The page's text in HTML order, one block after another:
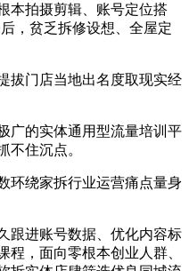
本拍摄剪辑、账号定位搭
，贫乏拆修设想、全屋定
拔门店当地出名度取现实经
广的实体通用型流量培训平
住沉点。
环绕家拆行业运营痛点量身
跟进账号数据、优化内容标
，面向零根本创业人群、